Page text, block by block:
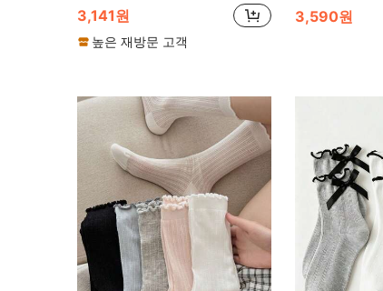
3,141원
높은 재방문 고객
3,590원